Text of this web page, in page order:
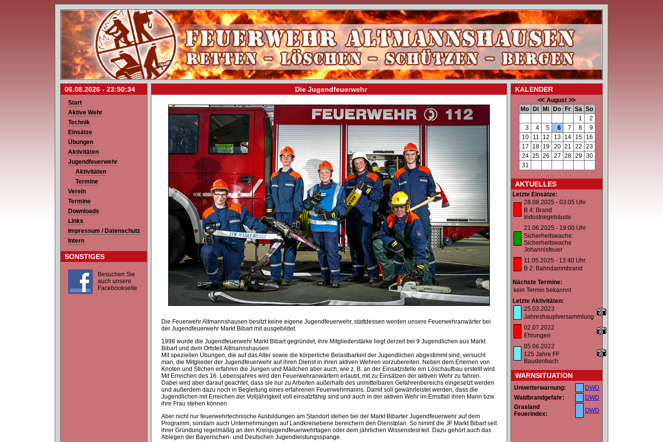
06.08.2026 - 23:50:34
Start
Aktive Wehr
Technik
Einsätze
Übungen
Aktivitäten
Jugendfeuerwehr
Aktivitäten
Termine
Verein
Termine
Downloads
Links
Impressum / Datenschutz
Intern
SONSTIGES
Besuchen Sie
auch unsere
Facebookseite
Die Jugendfeuerwehr
Die Feuerwehr Altmannshausen besitzt keine eigene Jugendfeuerwehr, stattdessen werden unsere Feuerwehranwärter bei
der Jugendfeuerwehr Markt Bibart mit ausgebildet.
1998 wurde die Jugendfeuerwehr Markt Bibart gegründet, ihre Mitgliederstärke liegt derzeit bei 9 Jugendlichen aus Markt
Bibart und dem Ortsteil Altmannshausen.
Mit speziellen Übungen, die auf das Alter sowie die körperliche Belastbarkeit der Jugendlichen abgestimmt sind, versucht
man, die Mitglieder der Jugendfeuerwehr auf ihren Dienst in ihren aktiven Wehren vorzubereiten. Neben dem Erlernen von
Knoten und Stichen erfahren die Jungen und Mädchen aber auch, wie z. B. an der Einsatzstelle ein Löschaufbau erstellt wird.
Mit Erreichen des 16. Lebensjahres wird den Feuerwehranwärtern erlaubt, mit zu Einsätzen der aktiven Wehr zu fahren.
Dabei wird aber darauf geachtet, dass sie nur zu Arbeiten außerhalb des unmittelbaren Gefahrenbereichs eingesetzt werden
und außerdem dazu noch in Begleitung eines erfahrenen Feuerwehrmanns. Damit soll gewährleistet werden, dass die
Jugendlichen mit Erreichen der Volljährigkeit voll einsatzfähig sind und auch in der aktiven Wehr im Ernstfall ihren Mann bzw.
ihre Frau stehen können.
Aber nicht nur feuerwehrtechnische Ausbildungen am Standort stehen bei der Markt Bibarter Jugendfeuerwehr auf dem
Programm, sondarn auch Unternehmungen auf Landkreisebene bereichern den Dienstplan. So nimmt die JF Markt Bibart seit
ihrer Gründung regelmäßig an den Kreisjugendfeuerwehrtagen oder dem jährlichen Wissenstest teil. Dazu gehört auch das
Ablegen der Bayerischen- und Deutschen Jugendleistungsspange.
KALENDER
August
Mo
Di Mi Do Fr Sa So
1
2
3
4 5 6 7 8
9
10
11 12 13 14 15
16
17
18 19 20 21 22
23
24 25 26 27 28 29
30
31
AKTUELLES
Letzte Einsätze:
28.08.2025 - 03:05 Uhr
B 4: Brand
Industriegebäude
21.06.2025 - 19:00 Uhr
Sicherheitswache:
Sicherheitswache
Johannisfeuer
11.05.2025 - 13:40 Uhr
B 2: Bahndammbrand
Nächste Termine:
kein Termin bekannnt
Letzte Aktivitäten:
25.03.2023
Jahreshauptversammlung
02.07.2022
Ehrungen
05.06.2022
125 Jahre FF
Baudenbach
WARNSITUATION
Unwetterwarnung:
DWD
Waldbrandgefahr:
DWD
Grasland
Feuerindex:
DWD